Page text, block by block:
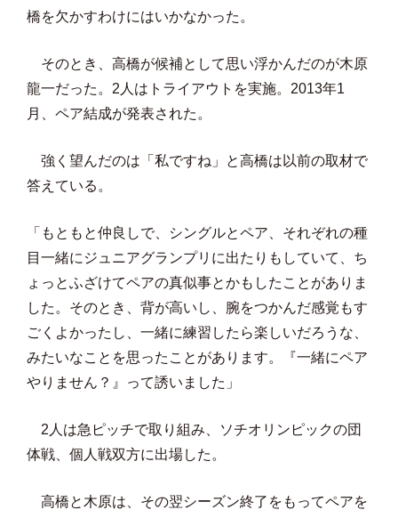
橋を欠かすわけにはいかなかった。
そのとき、高橋が候補として思い浮かんだのが木原
龍一だった。2人はトライアウトを実施。2013年1
月、ペア結成が発表された。
強く望んだのは「私ですね」と高橋は以前の取材で
答えている。
「もともと仲良しで、シングルとペア、それぞれの種
目一緒にジュニアグランプリに出たりもしていて、ち
ょっとふざけてペアの真似事とかもしたことがありま
した。そのとき、背が高いし、腕をつかんだ感覚もす
ごくよかったし、一緒に練習したら楽しいだろうな、
みたいなことを思ったことがあります。『一緒にペア
やりません？』って誘いました」
2人は急ピッチで取り組み、ソチオリンピックの団
体戦、個人戦双方に出場した。
高橋と木原は、その翌シーズン終了をもってペアを